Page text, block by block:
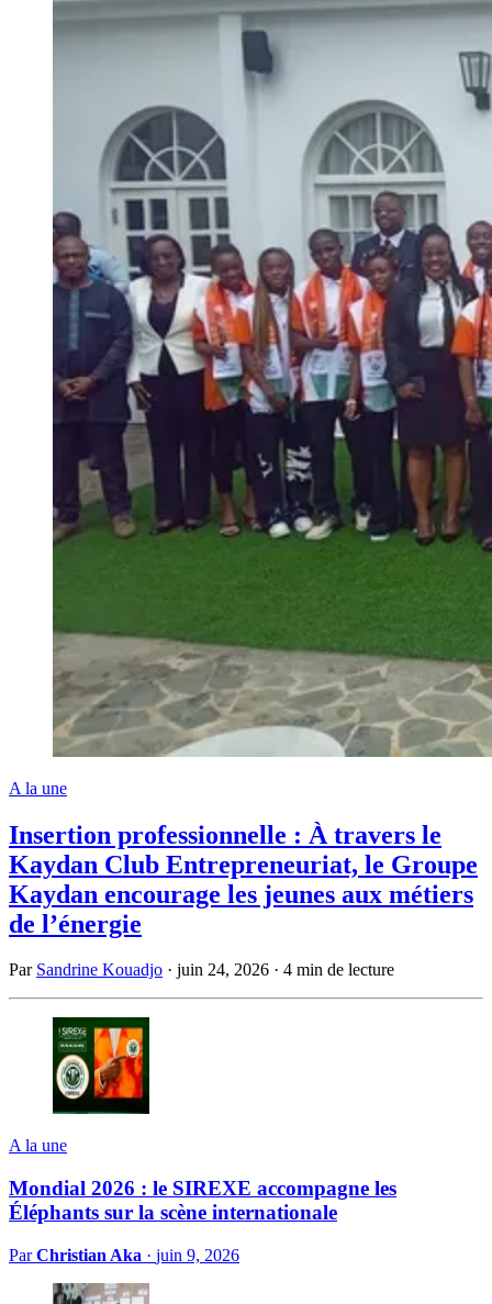
A la une
Insertion professionnelle : À travers le
Kaydan Club Entrepreneuriat, le Groupe
Kaydan encourage les jeunes aux métiers
de l’énergie
Par Sandrine Kouadjo · juin 24, 2026 · 4 min de lecture
A la une
Mondial 2026 : le SIREXE accompagne les
Éléphants sur la scène internationale
ParChristian Aka · juin 9, 2026